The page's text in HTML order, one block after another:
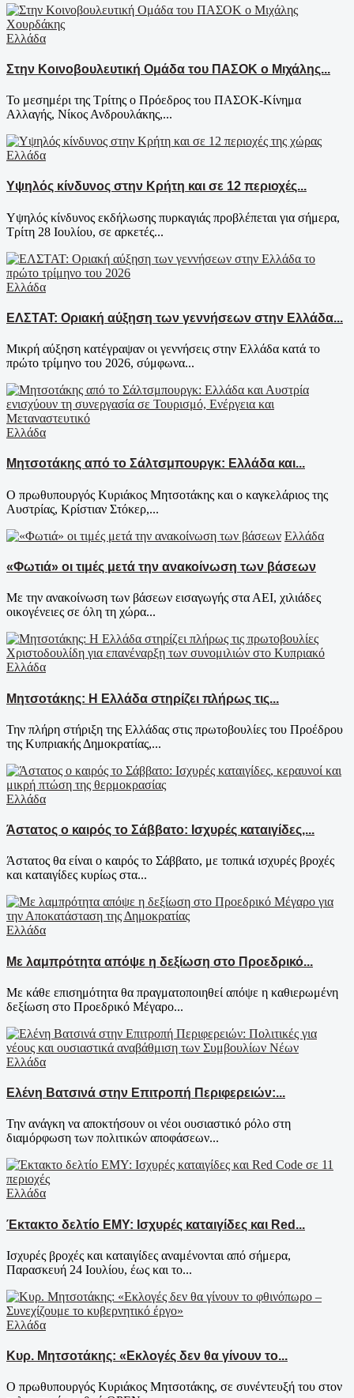
Ελλάδα
Στην Κοινοβουλευτική Ομάδα του ΠΑΣΟΚ ο Μιχάλης...
Το μεσημέρι της Τρίτης ο Πρόεδρος του ΠΑΣΟΚ-Κίνημα
Αλλαγής, Νίκος Ανδρουλάκης,...
Ελλάδα
Υψηλός κίνδυνος στην Κρήτη και σε 12 περιοχές...
Υψηλός κίνδυνος εκδήλωσης πυρκαγιάς προβλέπεται για σήμερα,
Τρίτη 28 Ιουλίου, σε αρκετές...
Ελλάδα
ΕΛΣΤΑΤ: Οριακή αύξηση των γεννήσεων στην Ελλάδα...
Μικρή αύξηση κατέγραψαν οι γεννήσεις στην Ελλάδα κατά το
πρώτο τρίμηνο του 2026, σύμφωνα...
Ελλάδα
Μητσοτάκης από το Σάλτσμπουργκ: Ελλάδα και...
Ο πρωθυπουργός Κυριάκος Μητσοτάκης και ο καγκελάριος της
Αυστρίας, Κρίστιαν Στόκερ,...
Ελλάδα
«Φωτιά» οι τιμές μετά την ανακοίνωση των βάσεων
Με την ανακοίνωση των βάσεων εισαγωγής στα ΑΕΙ, χιλιάδες
οικογένειες σε όλη τη χώρα...
Ελλάδα
Μητσοτάκης: Η Ελλάδα στηρίζει πλήρως τις...
Την πλήρη στήριξη της Ελλάδας στις πρωτοβουλίες του Προέδρου
της Κυπριακής Δημοκρατίας,...
Ελλάδα
Άστατος ο καιρός το Σάββατο: Ισχυρές καταιγίδες,...
Άστατος θα είναι ο καιρός το Σάββατο, με τοπικά ισχυρές βροχές
και καταιγίδες κυρίως στα...
Ελλάδα
Με λαμπρότητα απόψε η δεξίωση στο Προεδρικό...
Με κάθε επισημότητα θα πραγματοποιηθεί απόψε η καθιερωμένη
δεξίωση στο Προεδρικό Μέγαρο...
Ελλάδα
Ελένη Βατσινά στην Επιτροπή Περιφερειών:...
Την ανάγκη να αποκτήσουν οι νέοι ουσιαστικό ρόλο στη
διαμόρφωση των πολιτικών αποφάσεων...
Ελλάδα
Έκτακτο δελτίο ΕΜΥ: Ισχυρές καταιγίδες και Red...
Ισχυρές βροχές και καταιγίδες αναμένονται από σήμερα,
Παρασκευή 24 Ιουλίου, έως και το...
Ελλάδα
Κυρ. Μητσοτάκης: «Εκλογές δεν θα γίνουν το...
Ο πρωθυπουργός Κυριάκος Μητσοτάκης, σε συνέντευξή του στον